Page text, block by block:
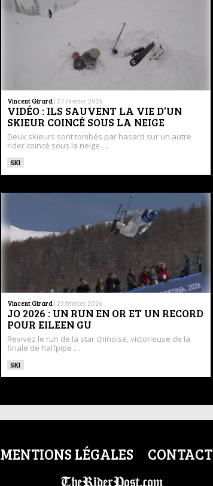
Vincent Girard | 27 février 2026
VIDÉO : ILS SAUVENT LA VIE D’UN
SKIEUR COINCÉ SOUS LA NEIGE
Deux skieurs sont tombés par hasard sur un autre
rider coincé sous la neige …
SKI
Vincent Girard | 23 février 2026
JO 2026 : UN RUN EN OR ET UN RECORD
POUR EILEEN GU
Revivez le run de la star chinoise, victorieuse de la
finale de halfpipe …
SKI
MENTIONS LÉGALES CONTACT